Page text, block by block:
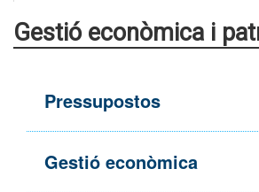
Gestió econòmica i
Pressupostos
Gestió econòmica